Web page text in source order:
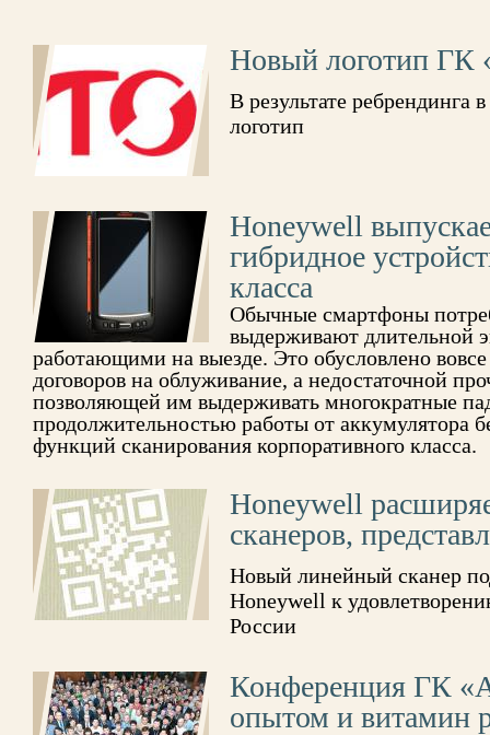
Новый логотип
В результате
логотип
Honeywell
гибридное
класса
Обычные смартфоны
выдерживают длительной
работающими на выезде. Это обусловлено
договоров на облуживание, а недостаточной
позволяющей им выдерживать многократные
продолжительностью работы от аккумулятора
функций сканирования корпоративного класса.
Honeywell
сканеров,
Новый линейный сканер
Honeywell к
России
Конференция ГК
опытом и витамин